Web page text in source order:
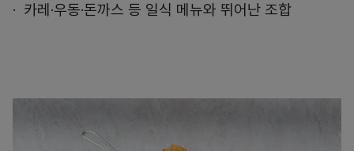
카레·우동·돈까스 등 일식 메뉴와 뛰어난 조합